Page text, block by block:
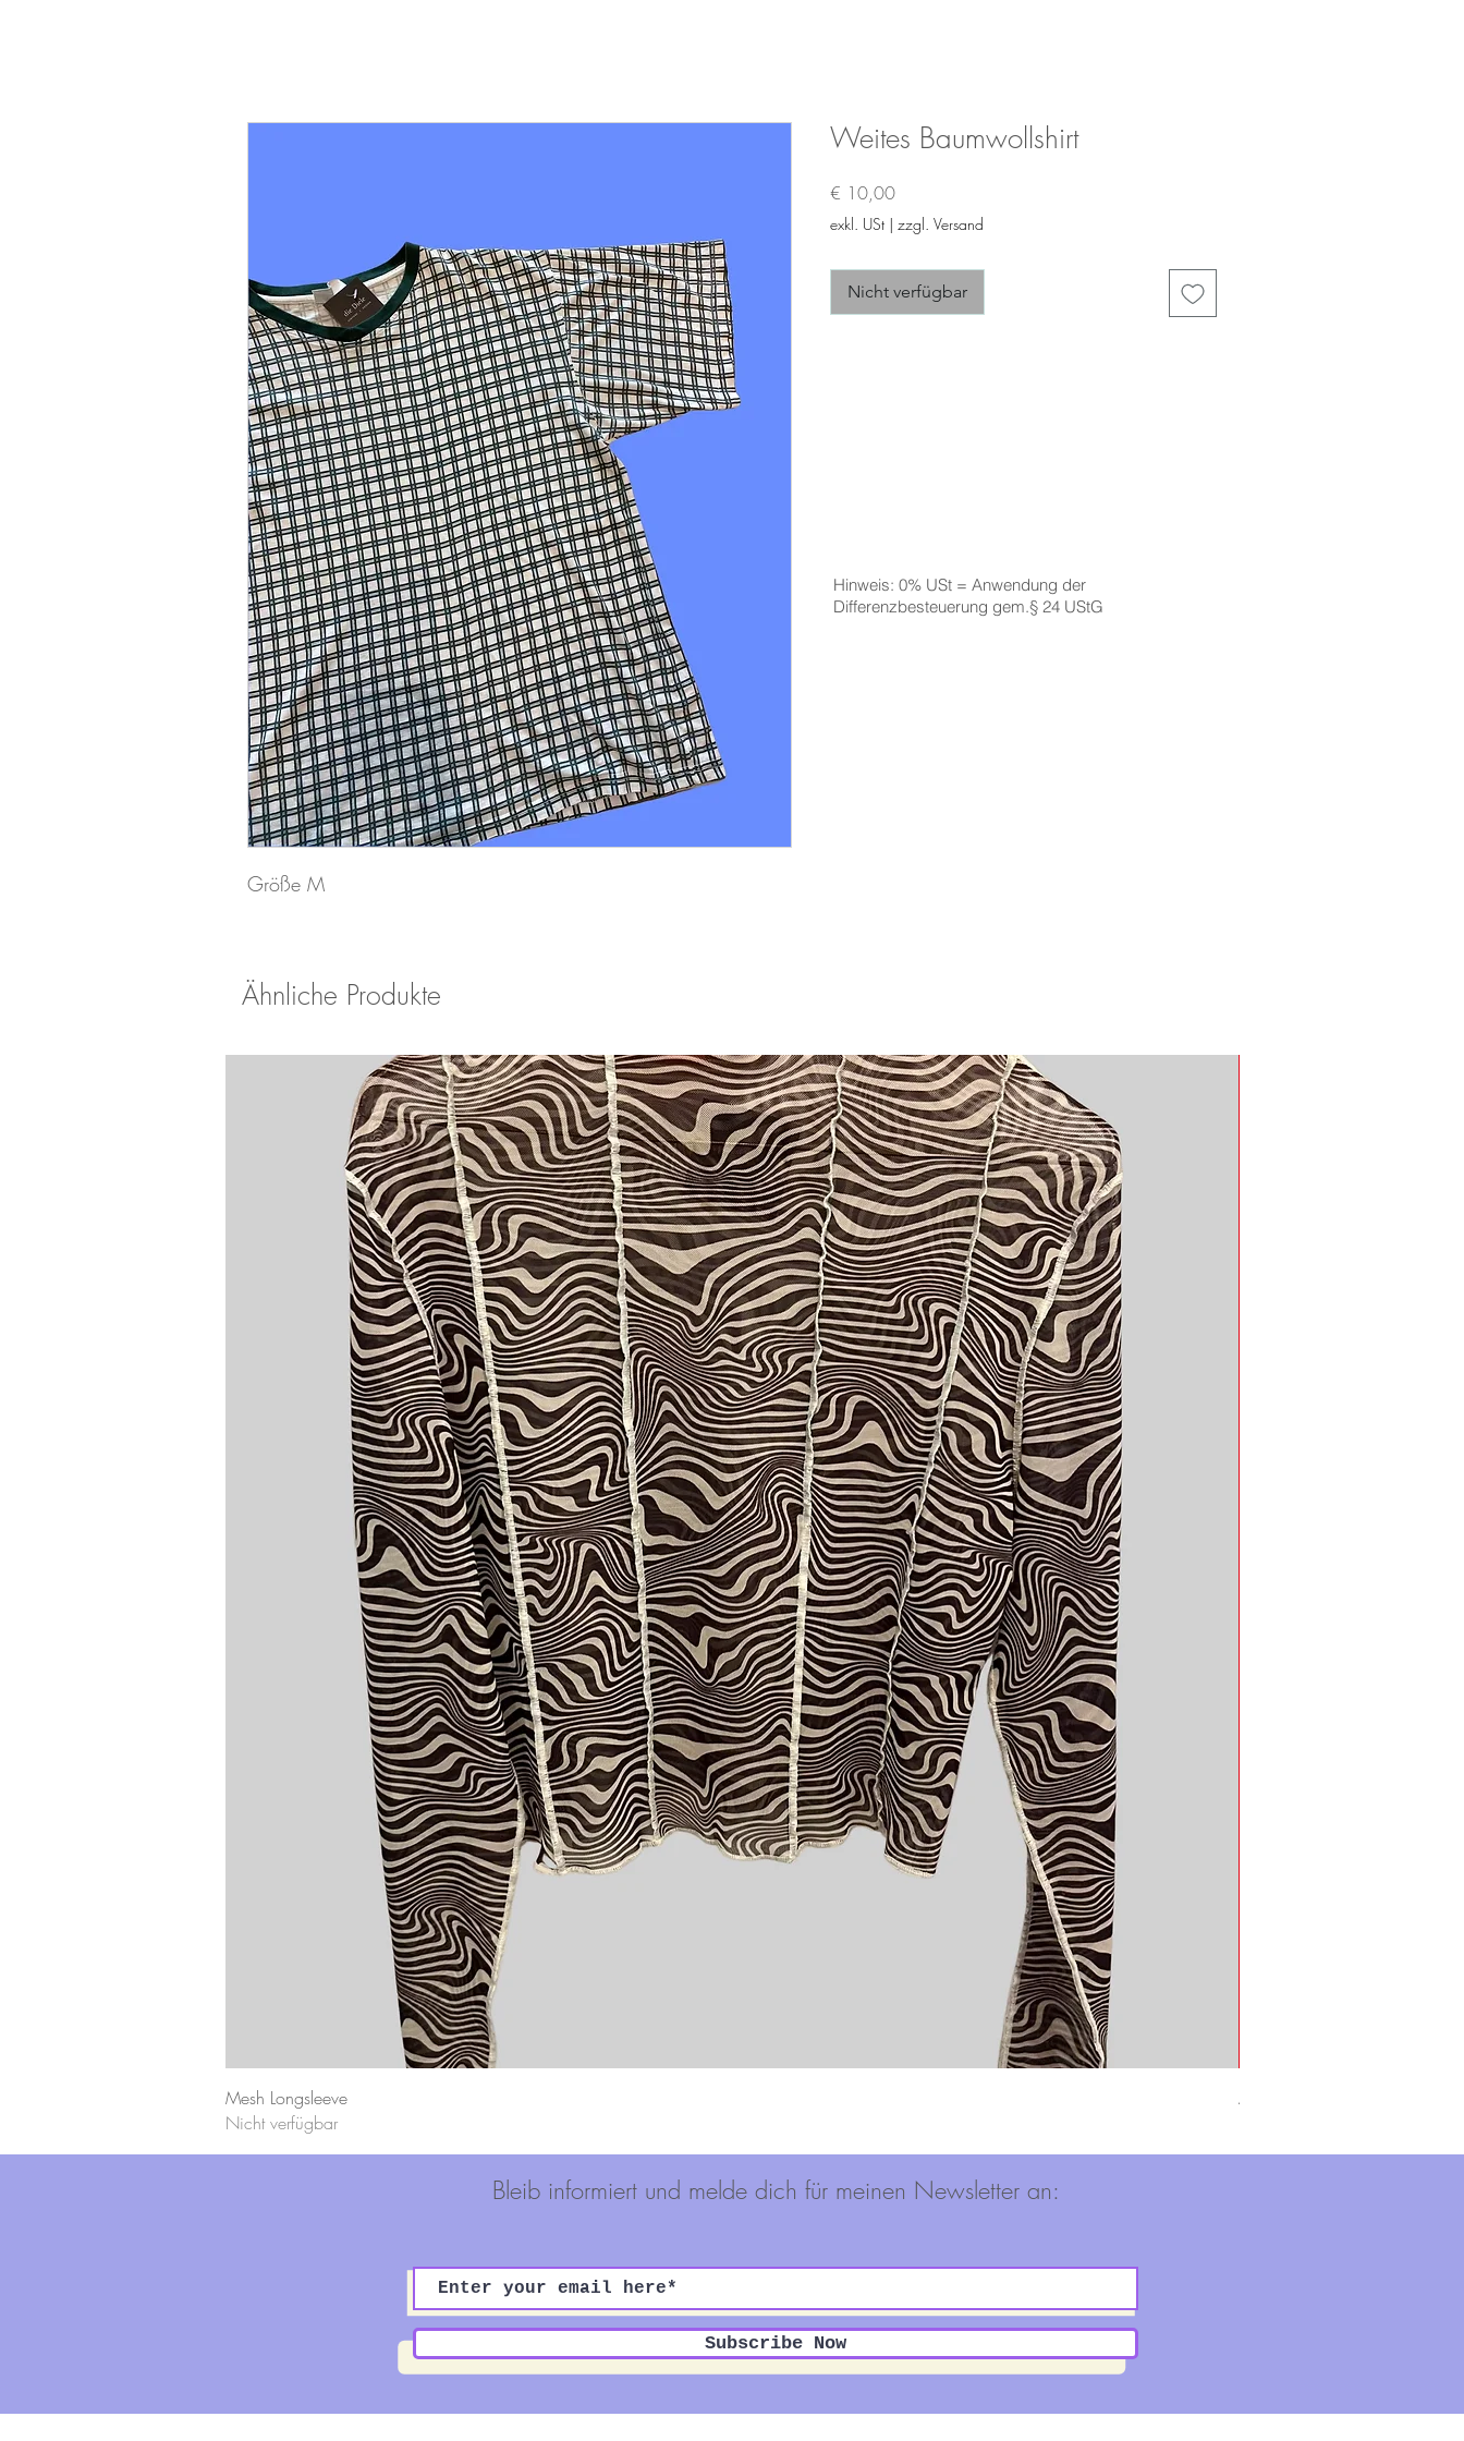
Größe M
Weites Baumwollshirt
€ 10,00Preis
exkl. USt | zzgl. Versand
Nicht verfügbar
Hinweis: 0% USt = Anwendung der
Differenzbesteuerung gem.§ 24 UStG
Ähnliche Produkte
Mesh Longsleeve
Nicht verfügbar
Adidas Shirt
Bleib informiert und melde dich für meinen Newsletter an:
Subscribe Now